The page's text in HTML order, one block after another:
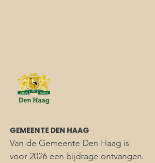
GEMEENTE DEN HAAG
Van de Gemeente Den Haag is
voor 2026 een bijdrage ontvangen.